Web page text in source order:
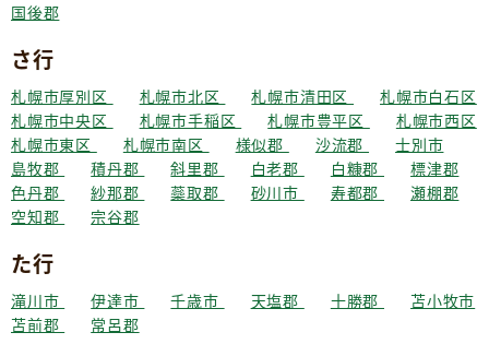
国後郡
さ行
札幌市厚別区 札幌市北区 札幌市清田区
札幌市白石区
札幌市中央区
札幌市手稲区 札幌市豊平区
札幌市西区
札幌市東区
札幌市南区 様似郡 沙流郡
士別市
島牧郡
積丹郡 斜里郡 白老郡 白糠郡
標津郡
色丹郡
紗那郡 蘂取郡 砂川市 寿都郡
瀬棚郡
空知郡
宗谷郡
た行
滝川市 伊達市 千歳市 天塩郡 十勝郡
苫小牧市
苫前郡
常呂郡